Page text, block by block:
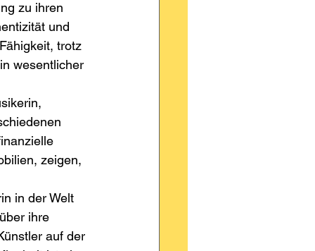
zu ihren
und
trotz
wesentlicher
zeigen,
in der Welt
ihre
auf der